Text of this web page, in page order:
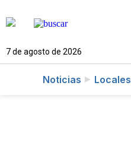
7 de agosto de 2026
Noticias Locales